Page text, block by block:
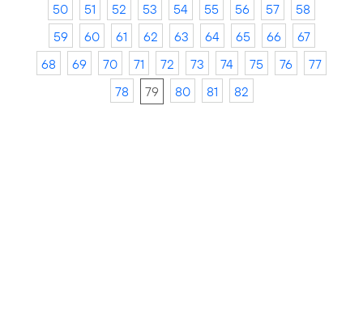
50
51 52 53 54 55 56 57
58
59
60 61 62 63 64 65 66
67
68
69 70 71 72 73 74 75 76
77
78
79 80 81 82